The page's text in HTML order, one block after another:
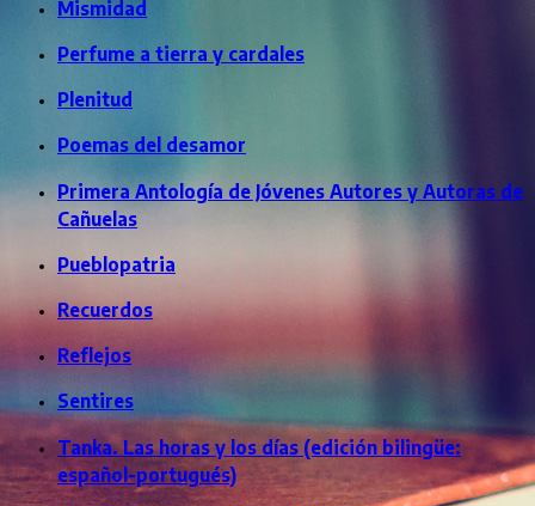
Mismidad
Perfume a tierra y cardales
Plenitud
Poemas del desamor
Primera Antología de Jóvenes Autores y Autoras de
Cañuelas
Pueblopatria
Recuerdos
Reflejos
Sentires
Tanka. Las horas y los días (edición bilingüe:
español-portugués)